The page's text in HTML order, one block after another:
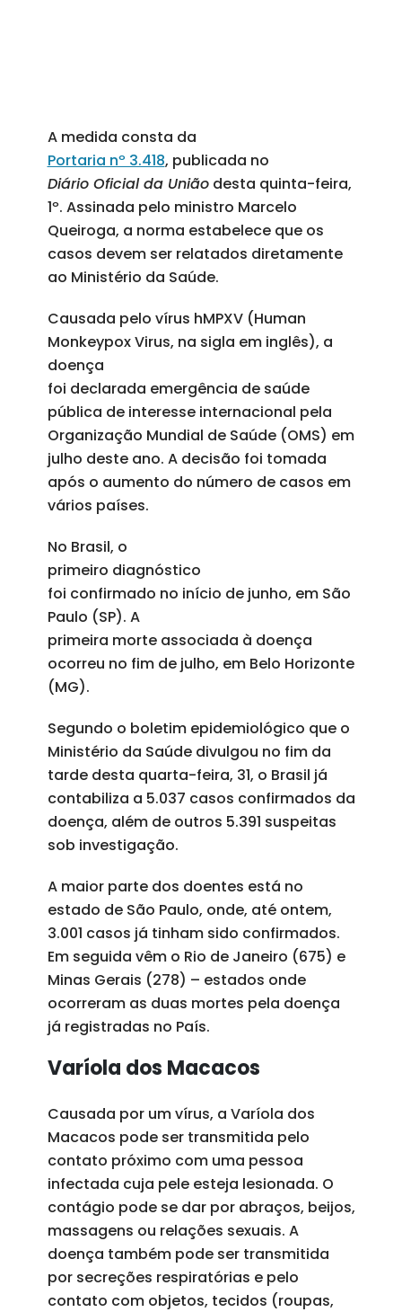
A medida consta da
Portaria nº 3.418, publicada no
Diário Oficial da Uniãodesta quinta-feira,
1º. Assinada pelo ministro Marcelo
Queiroga, a norma estabelece que os
casos devem ser relatados diretamente
ao Ministério da Saúde.
Causada pelo vírus hMPXV (Human
Monkeypox Virus, na sigla em inglês), a
doença
foi declarada emergência de saúde
pública de interesse internacional pela
Organização Mundial de Saúde (OMS) em
julho deste ano. A decisão foi tomada
após o aumento do número de casos em
vários países.
No Brasil, o
primeiro diagnóstico
foi confirmado no início de junho, em São
Paulo (SP). A
primeira morte associada à doença
ocorreu no fim de julho, em Belo Horizonte
(MG).
Segundo o boletim epidemiológico que o
Ministério da Saúde divulgou no fim da
tarde desta quarta-feira, 31, o Brasil já
contabiliza a 5.037 casos confirmados da
doença, além de outros 5.391 suspeitas
sob investigação.
A maior parte dos doentes está no
estado de São Paulo, onde, até ontem,
3.001 casos já tinham sido confirmados.
Em seguida vêm o Rio de Janeiro (675) e
Minas Gerais (278) – estados onde
ocorreram as duas mortes pela doença
já registradas no País.
Varíola dos Macacos
Causada por um vírus, a Varíola dos
Macacos pode ser transmitida pelo
contato próximo com uma pessoa
infectada cuja pele esteja lesionada. O
contágio pode se dar por abraços, beijos,
massagens ou relações sexuais. A
doença também pode ser transmitida
por secreções respiratórias e pelo
contato com objetos, tecidos (roupas,